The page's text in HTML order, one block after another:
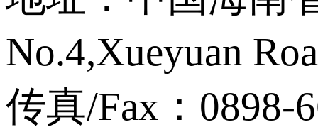
No.4,Xueyuan
传真/Fax：0898-